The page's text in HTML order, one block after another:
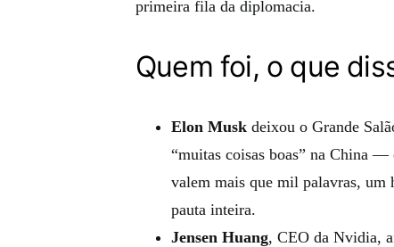
primeira fila da diplomacia.
Quem foi, o que
Elon Musk deixou o Grande
“muitas coisas boas” na China
valem mais que mil palavras,
pauta inteira.
Jensen Huang, CEO da Nvidia,